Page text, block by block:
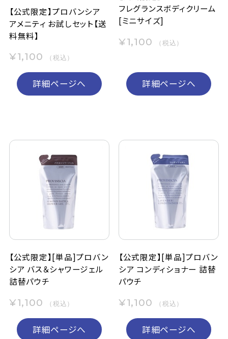
【公式限定】プロバンシア
アメニティ お試しセット【送
料無料】
¥1,100 （税込）
詳細ページへ
フレグランスボディクリーム
[ミニサイズ]
¥1,100 （税込）
詳細ページへ
【公式限定】[単品]プロバン
シア バス＆シャワージェル
詰替パウチ
¥1,100 （税込）
詳細ページへ
【公式限定】[単品]プロバン
シア コンディショナー 詰替
パウチ
¥1,100 （税込）
詳細ページへ